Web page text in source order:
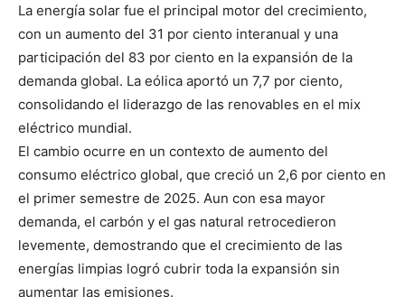
La energía solar fue el principal motor del crecimiento,
con un aumento del 31 por ciento interanual y una
participación del 83 por ciento en la expansión de la
demanda global. La eólica aportó un 7,7 por ciento,
consolidando el liderazgo de las renovables en el mix
eléctrico mundial.
El cambio ocurre en un contexto de aumento del
consumo eléctrico global, que creció un 2,6 por ciento en
el primer semestre de 2025. Aun con esa mayor
demanda, el carbón y el gas natural retrocedieron
levemente, demostrando que el crecimiento de las
energías limpias logró cubrir toda la expansión sin
aumentar las emisiones.